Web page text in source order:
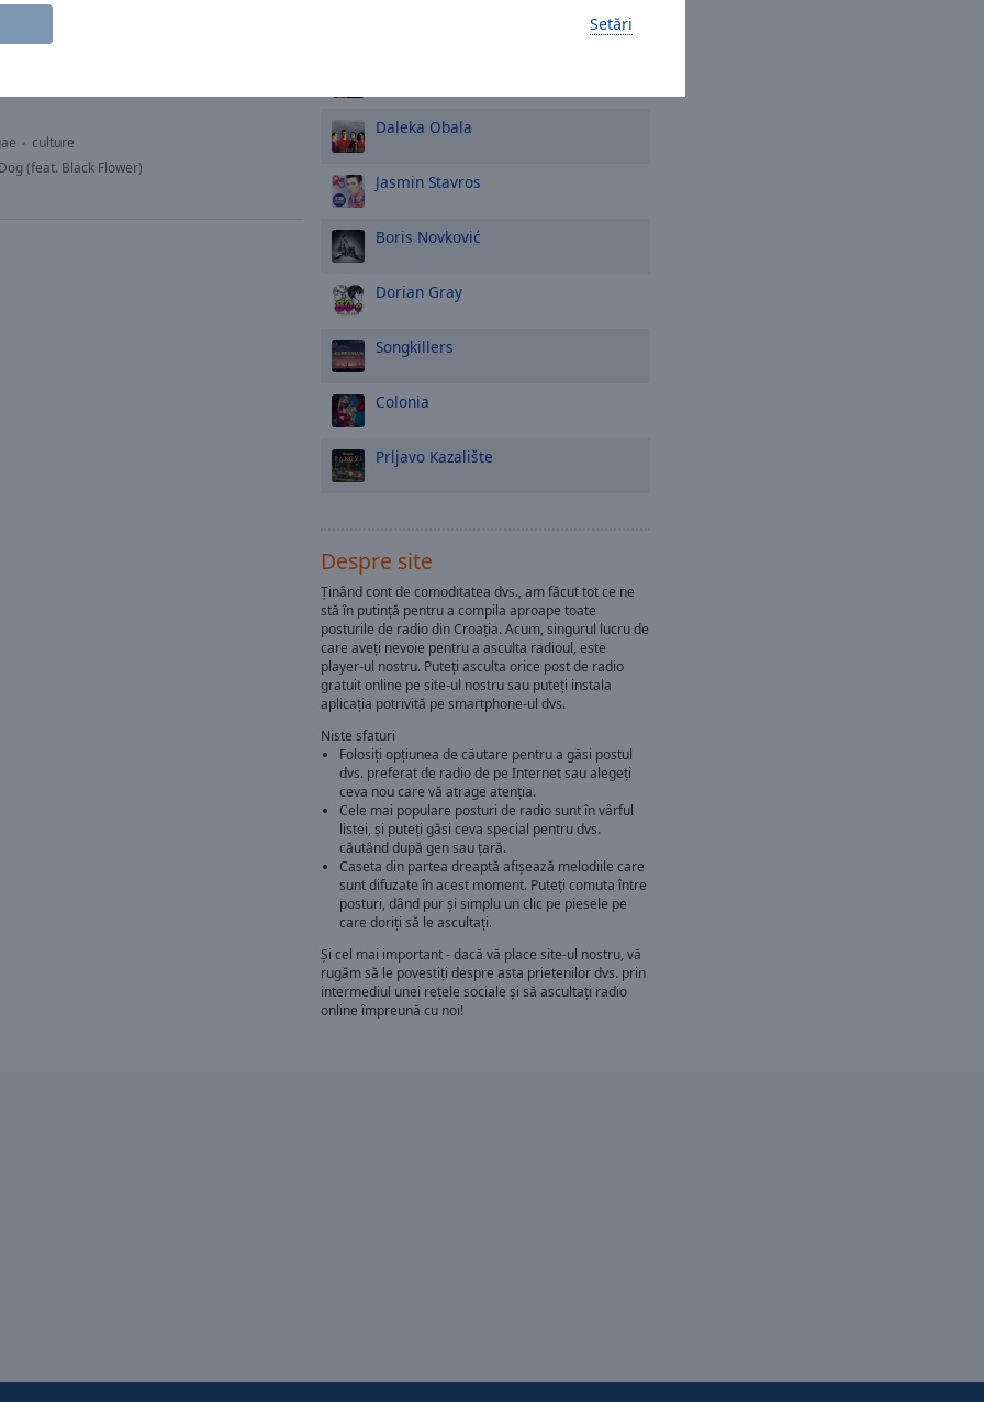
Setări
culture
(feat. Black Flower)
Daleka Obala
Jasmin Stavros
Boris Novković
Dorian Gray
Songkillers
Colonia
Prljavo Kazalište
Despre site
Ținând cont de comoditatea dvs., am făcut tot ce ne
stă în putință pentru a compila aproape toate
posturile de radio din Croația. Acum, singurul lucru de
care aveți nevoie pentru a asculta radioul, este
player-ul nostru. Puteți asculta orice post de radio
gratuit online pe site-ul nostru sau puteți instala
aplicația potrivită pe smartphone-ul dvs.
Niste sfaturi
Folosiți opțiunea de căutare pentru a găsi postul
dvs. preferat de radio de pe Internet sau alegeți
ceva nou care vă atrage atenția.
Cele mai populare posturi de radio sunt în vârful
listei, și puteți găsi ceva special pentru dvs.
căutând după gen sau țară.
Caseta din partea dreaptă afișează melodiile care
sunt difuzate în acest moment. Puteți comuta între
posturi, dând pur și simplu un clic pe piesele pe
care doriți să le ascultați.
Și cel mai important - dacă vă place site-ul nostru, vă
rugăm să le povestiți despre asta prietenilor dvs. prin
intermediul unei rețele sociale și să ascultați radio
online împreună cu noi!